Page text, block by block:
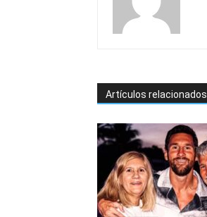
Artículos relacionados